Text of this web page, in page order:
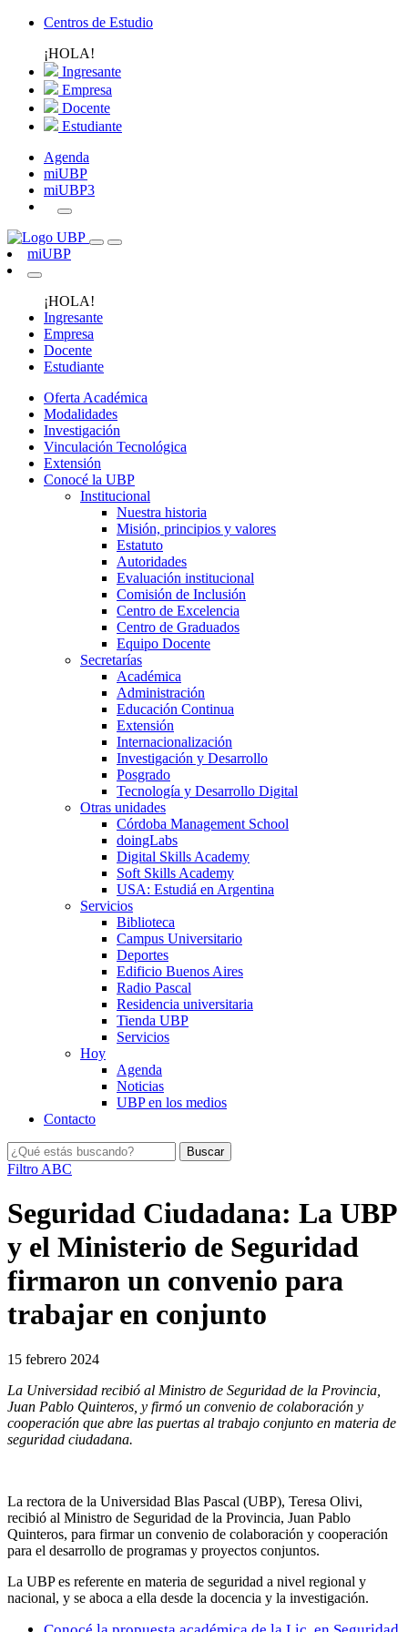
Centros de Estudio
¡HOLA!
Ingresante
Empresa
Docente
Estudiante
Agenda
miUBP
miUBP3
miUBP
¡HOLA!
Ingresante
Empresa
Docente
Estudiante
Oferta Académica
Modalidades
Investigación
Vinculación Tecnológica
Extensión
Conocé la UBP
Institucional
Nuestra historia
Misión, principios y valores
Estatuto
Autoridades
Evaluación institucional
Comisión de Inclusión
Centro de Excelencia
Centro de Graduados
Equipo Docente
Secretarías
Académica
Administración
Educación Continua
Extensión
Internacionalización
Investigación y Desarrollo
Posgrado
Tecnología y Desarrollo Digital
Otras unidades
Córdoba Management School
doingLabs
Digital Skills Academy
Soft Skills Academy
USA: Estudiá en Argentina
Servicios
Biblioteca
Campus Universitario
Deportes
Edificio Buenos Aires
Radio Pascal
Residencia universitaria
Tienda UBP
Servicios
Hoy
Agenda
Noticias
UBP en los medios
Contacto
Filtro ABC
Seguridad Ciudadana: La UBP
y el Ministerio de Seguridad
firmaron un convenio para
trabajar en conjunto
15 febrero 2024
La Universidad recibió al Ministro de Seguridad de la Provincia,
Juan Pablo Quinteros, y firmó un convenio de colaboración y
cooperación que abre las puertas al trabajo conjunto en materia de
seguridad ciudadana.
La rectora de la Universidad Blas Pascal (UBP), Teresa Olivi,
recibió al Ministro de Seguridad de la Provincia, Juan Pablo
Quinteros, para firmar un convenio de colaboración y cooperación
para el desarrollo de programas y proyectos conjuntos.
La UBP es referente en materia de seguridad a nivel regional y
nacional, y se aboca a ella desde la docencia y la investigación.